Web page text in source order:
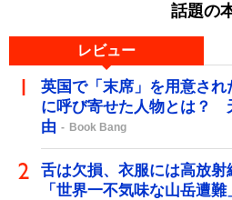
話題の
レビュー
英国で「末席」を用意され
に呼び寄せた人物とは？
由
Book Bang
舌は欠損、衣服には高放
「世界一不気味な山岳遭